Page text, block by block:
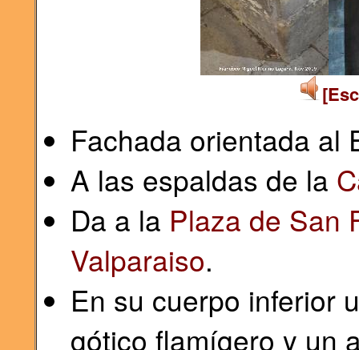
Fachada orientada al
A las espaldas de la
Da a la Plaza de San
Valparaiso.
En su cuerpo inferior
gótico flamígero y un